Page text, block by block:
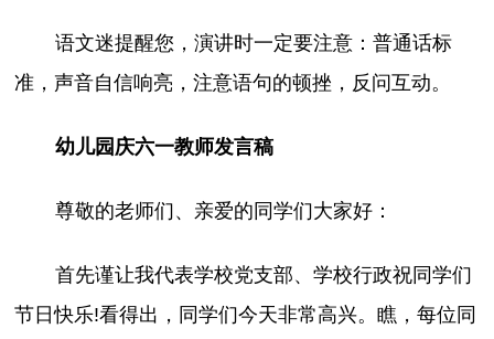
语文迷提醒您，演讲时一定要注意：普通话标
准，声音自信响亮，注意语句的顿挫，反问互动。
幼儿园庆六一教师发言稿
尊敬的老师们、亲爱的同学们大家好：
首先谨让我代表学校党支部、学校行政祝同学们
节日快乐!看得出，同学们今天非常高兴。瞧，每位同